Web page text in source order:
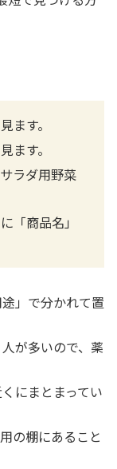
ます。
ます。
ラダ用野菜
「商品名」
」で分かれて置
が多いので、薬
にまとまってい
の棚にあること